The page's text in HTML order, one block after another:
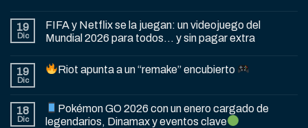
19
Dic
FIFA y Netflix se la juegan: un videojuego del
Mundial 2026 para todos… y sin pagar extra
19
Dic
Riot apunta a un “remake” encubierto
18
Dic
Pokémon GO 2026 con un enero cargado de
legendarios, Dinamax y eventos clave